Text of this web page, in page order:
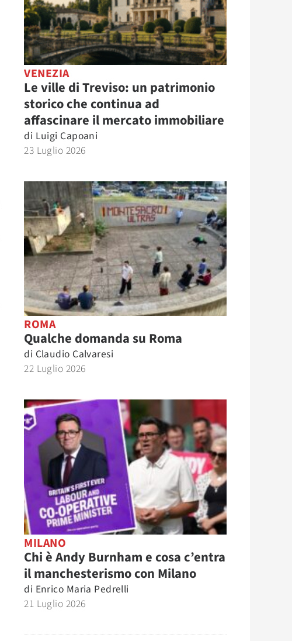
VENEZIA
Le ville di Treviso: un patrimonio
storico che continua ad
affascinare il mercato immobiliare
di Luigi Capoani
23 Luglio 2026
ROMA
Qualche domanda su Roma
di Claudio Calvaresi
22 Luglio 2026
MILANO
Chi è Andy Burnham e cosa c’entra
il manchesterismo con Milano
di Enrico Maria Pedrelli
21 Luglio 2026